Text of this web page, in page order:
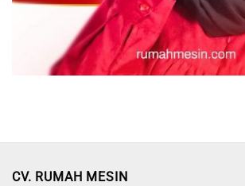
CV. RUMAH MESIN